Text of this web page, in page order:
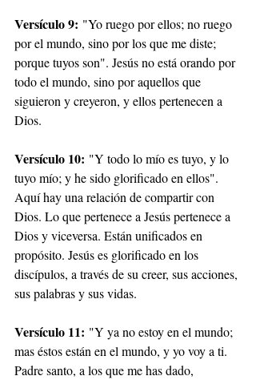
Versículo 9: "Yo ruego por ellos; no ruego
por el mundo, sino por los que me diste;
porque tuyos son". Jesús no está orando por
todo el mundo, sino por aquellos que
siguieron y creyeron, y ellos pertenecen a
Dios.
Versículo 10: "Y todo lo mío es tuyo, y lo
tuyo mío; y he sido glorificado en ellos".
Aquí hay una relación de compartir con
Dios. Lo que pertenece a Jesús pertenece a
Dios y viceversa. Están unificados en
propósito. Jesús es glorificado en los
discípulos, a través de su creer, sus acciones,
sus palabras y sus vidas.
Versículo 11: "Y ya no estoy en el mundo;
mas éstos están en el mundo, y yo voy a ti.
Padre santo, a los que me has dado,